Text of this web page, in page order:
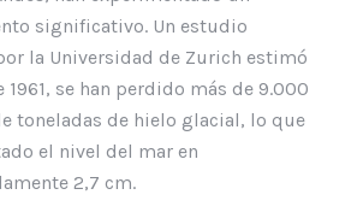
significativo. Un estudio
la Universidad de Zurich estimó
1961, se han perdido más de 9.000
toneladas de hielo glacial, lo que
el nivel del mar en
2,7 cm.